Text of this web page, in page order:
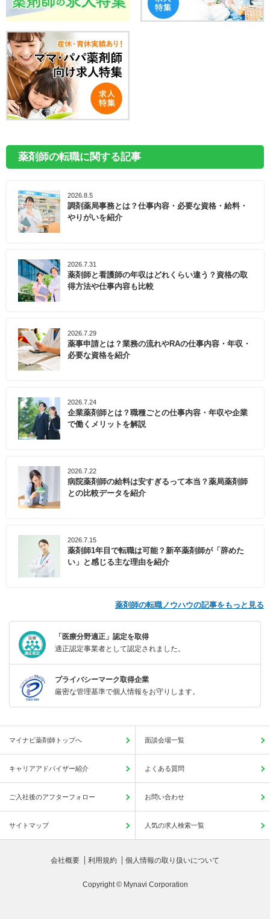
薬剤師の転職に関する記事
2026.8.5
調剤薬局事務とは？仕事内容・必要な資格・給料・
やりがいを紹介
2026.7.31
薬剤師と看護師の年収はどれくらい違う？資格の取
得方法や仕事内容も比較
2026.7.29
薬事申請とは？業務の流れやRAの仕事内容・年収・
必要な資格を紹介
2026.7.24
企業薬剤師とは？職種ごとの仕事内容・年収や企業
で働くメリットを解説
2026.7.22
病院薬剤師の給料は安すぎるって本当？薬局薬剤師
との比較データを紹介
2026.7.15
薬剤師1年目で転職は可能？新卒薬剤師が「辞めた
い」と感じる主な理由を紹介
薬剤師の転職ノウハウの記事をもっと見る
「医療分野適正」認定を取得
適正認定事業者として認定されました。
プライバシーマーク取得企業
厳密な管理基準で個人情報をお守りします。
マイナビ薬剤師トップへ 面談会場一覧
キャリアアドバイザー紹介 よくある質問
ご入社後のアフターフォロー お問い合わせ
サイトマップ 人気の求人検索一覧
会社概要 利用規約 個人情報の取り扱いについて
Copyright © Mynavi Corporation